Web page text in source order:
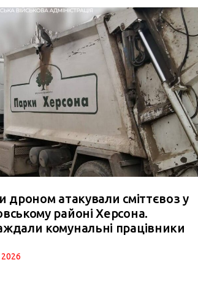
дроном атакували сміттєвоз у
районі Херсона.
комунальні працівники